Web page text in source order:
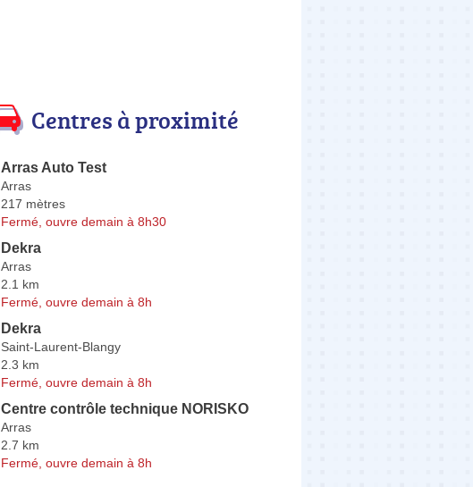
Centres à proximité
Arras Auto Test
Arras
217 mètres
Fermé, ouvre demain à 8h30
Dekra
Arras
2.1 km
Fermé, ouvre demain à 8h
Dekra
Saint-Laurent-Blangy
2.3 km
Fermé, ouvre demain à 8h
Centre contrôle technique NORISKO
Arras
2.7 km
Fermé, ouvre demain à 8h